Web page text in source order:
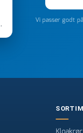
Vi passer godt